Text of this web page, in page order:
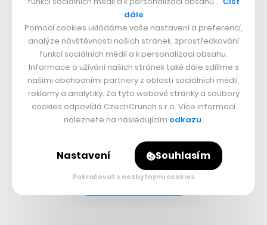
Související témata:
Netflix
Sdílet článek
Přejít do diskuze
dále
Pomocí cookies ukládáme vaše nastavení a preferencí,
analýze návštěvnosti našich stránek, zprostředkování
funkcí sociálních médií a k personalizaci obsahu.
Informace o užívání našich stránek také dále sdílíme s
našimi obchodními partnery z oblasti sociálních médií,
reklamy a analytiky. Za tyto webové stránky a soubory
cookies odpovídá CzechCrunch s.r.o. Více informací
naleznete na následujícím odkazu.
Nastavení Souhlasím
Pokračovat s nezbytnými cookies